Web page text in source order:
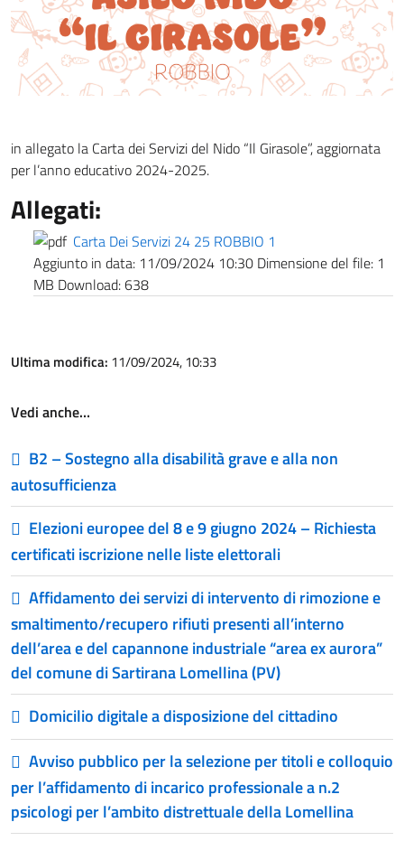
in allegato la Carta dei Servizi del Nido “Il Girasole”, aggiornata
per l’anno educativo 2024-2025.
Allegati:
Carta Dei Servizi 24 25 ROBBIO 1
Aggiunto in data: 11/09/2024 10:30 Dimensione del file: 1
MB Download:638
Ultima modifica: 11/09/2024, 10:33
Vedi anche…
B2 – Sostegno alla disabilità grave e alla non
autosufficienza
Elezioni europee del 8 e 9 giugno 2024 – Richiesta
certificati iscrizione nelle liste elettorali
Affidamento dei servizi di intervento di rimozione e
smaltimento/recupero rifiuti presenti all’interno
dell’area e del capannone industriale “area ex aurora”
del comune di Sartirana Lomellina (PV)
Domicilio digitale a disposizione del cittadino
Avviso pubblico per la selezione per titoli e colloquio
per l’affidamento di incarico professionale a n.2
psicologi per l’ambito distrettuale della Lomellina